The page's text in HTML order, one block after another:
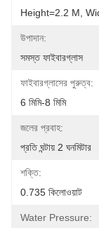
Height=2.2 M,
উপাদান:
সমস্ত ফাইবারগ্লাস
ফাইবারগ্লাসের পুরুত্ব:
6 মিমি-8 মিমি
জলের প্রবাহ:
প্রতি ঘন্টায় 2 ঘনমিটার
শক্তি:
0.735 কিলোওয়াট
Water Pressure: